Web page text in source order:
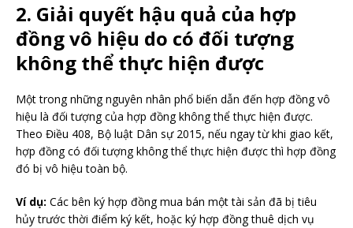
2. Giải quyết hậu quả của hợp
đồng vô hiệu do có đối tượng
không thể thực hiện được
Một trong những nguyên nhân phổ biến dẫn đến hợp đồng vô
hiệu là đối tượng của hợp đồng không thể thực hiện được.
Theo Điều 408, Bộ luật Dân sự 2015, nếu ngay từ khi giao kết,
hợp đồng có đối tượng không thể thực hiện được thì hợp đồng
đó bị vô hiệu toàn bộ.
Ví dụ: Các bên ký hợp đồng mua bán một tài sản đã bị tiêu
hủy trước thời điểm ký kết, hoặc ký hợp đồng thuê dịch vụ